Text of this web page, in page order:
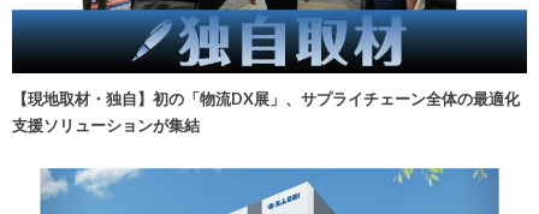
【現地取材・独自】初の「物流DX展」、サプライチェーン全体の最適化
支援ソリューションが集結